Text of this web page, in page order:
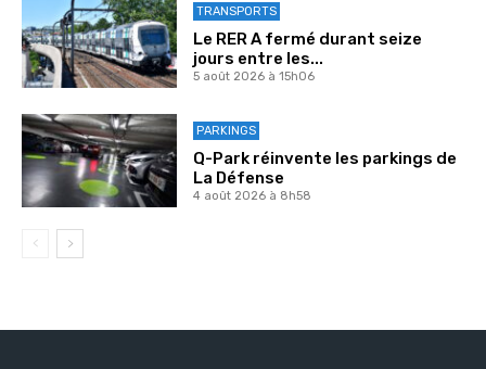
TRANSPORTS
Le RER A fermé durant seize
jours entre les...
5 août 2026 à 15h06
PARKINGS
Q-Park réinvente les parkings de
La Défense
4 août 2026 à 8h58